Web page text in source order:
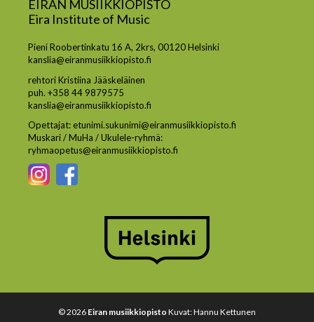
EIRAN MUSIIKKIOPISTO
Eira Institute of Music
Pieni Roobertinkatu 16 A, 2krs, 00120 Helsinki
kanslia@eiranmusiikkiopisto.fi
rehtori Kristiina Jääskeläinen
puh. +358 44 9879575
kanslia@eiranmusiikkiopisto.fi
Opettajat: etunimi.sukunimi@eiranmusiikkiopisto.fi
Muskari / MuHa / Ukulele-ryhmä:
ryhmaopetus@eiranmusiikkiopisto.fi
© 2026 Eiran musiikkiopisto Kuvat: Hannu Kettunen